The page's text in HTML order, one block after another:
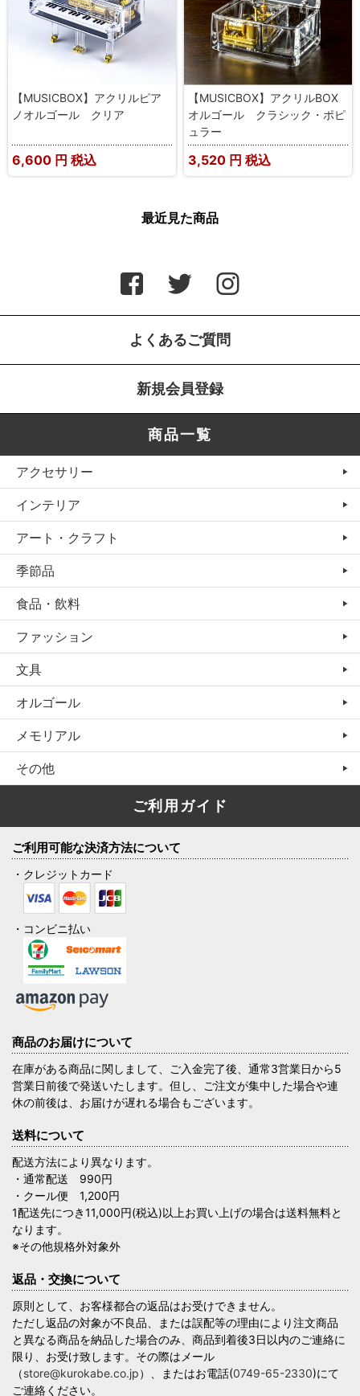
【MUSICBOX】アクリルピア
ノオルゴール クリア
6,600 円 税込
【MUSICBOX】アクリルBOX
オルゴール クラシック・ポピ
ュラー
3,520 円 税込
最近見た商品
よくあるご質問
新規会員登録
商品一覧
アクセサリー
インテリア
アート・クラフト
季節品
食品・飲料
ファッション
文具
オルゴール
メモリアル
その他
ご利用ガイド
ご利用可能な決済方法について
・クレジットカード
・コンビニ払い
商品のお届けについて
在庫がある商品に関しまして、ご入金完了後、通常3営業日から5
営業日前後で発送いたします。但し、ご注文が集中した場合や連
休の前後は、お届けが遅れる場合もございます。
送料について
配送方法により異なります。
・通常配送 990円
・クール便 1,200円
1配送先につき11,000円(税込)以上お買い上げの場合は送料無料と
なります。
※その他規格外対象外
返品・交換について
原則として、お客様都合の返品はお受けできません。
ただし返品の対象が不良品、または誤配等の理由により注文商品
と異なる商品を納品した場合のみ、商品到着後3日以内のご連絡に
限り、お受け致します。その際はメール
（store@kurokabe.co.jp）、またはお電話(0749-65-2330)にて
ご連絡ください。